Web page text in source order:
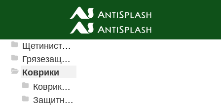
Ячеистые грязезащитные покрытия
Щетинистые покрытия
Грязезащитные, влаговпитывающие покрытия
Коврики
Коврики влаговпитывающие
Защитные коврики и лотки